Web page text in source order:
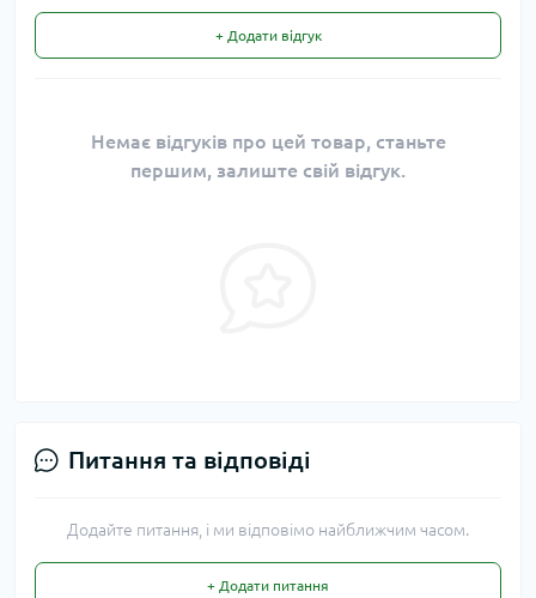
+ Додати відгук
Немає відгуків про цей товар, станьте
першим, залиште свій відгук.
Питання та відповіді
Додайте питання, і ми відповімо найближчим часом.
+ Додати питання